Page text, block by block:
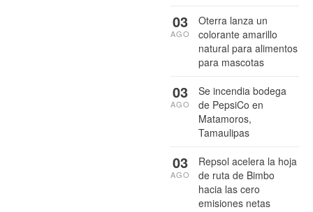
Oterra lanza un
colorante amarillo
natural para alimentos
para mascotas
03
AGO
Se incendia bodega
de PepsiCo en
Matamoros,
Tamaulipas
03
AGO
Repsol acelera la hoja
de ruta de Bimbo
hacia las cero
emisiones netas
03
AGO